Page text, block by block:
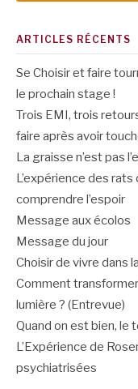
ARTICLES RÉCENTS
Se Choisir et faire
le prochain stage !
Trois EMI, trois
faire après avoir
La graisse n’est pas
L’expérience des
comprendre l’espoir
Message aux écolos
Message du jour
Choisir de vivre dans
Comment
lumière ? (Entrevue)
Quand on est bien, le
L’Expérience de
psychiatrisées